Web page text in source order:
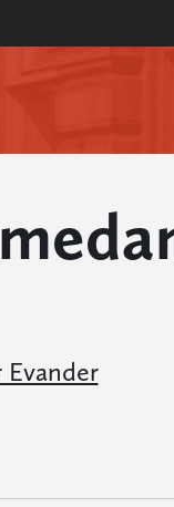
Evander